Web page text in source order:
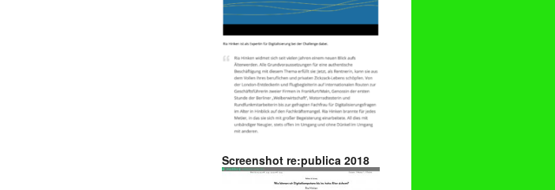
Screenshot re:publica 2018